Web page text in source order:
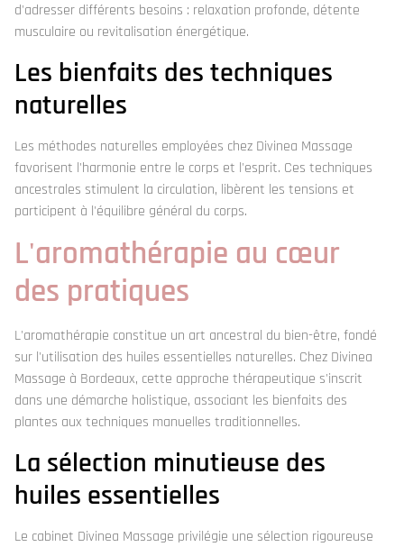
d'adresser différents besoins : relaxation profonde, détente
musculaire ou revitalisation énergétique.
Les bienfaits des techniques
naturelles
Les méthodes naturelles employées chez Divinea Massage
favorisent l'harmonie entre le corps et l'esprit. Ces techniques
ancestrales stimulent la circulation, libèrent les tensions et
participent à l'équilibre général du corps.
L'aromathérapie au cœur
des pratiques
L'aromathérapie constitue un art ancestral du bien-être, fondé
sur l'utilisation des huiles essentielles naturelles. Chez Divinea
Massage à Bordeaux, cette approche thérapeutique s'inscrit
dans une démarche holistique, associant les bienfaits des
plantes aux techniques manuelles traditionnelles.
La sélection minutieuse des
huiles essentielles
Le cabinet Divinea Massage privilégie une sélection rigoureuse